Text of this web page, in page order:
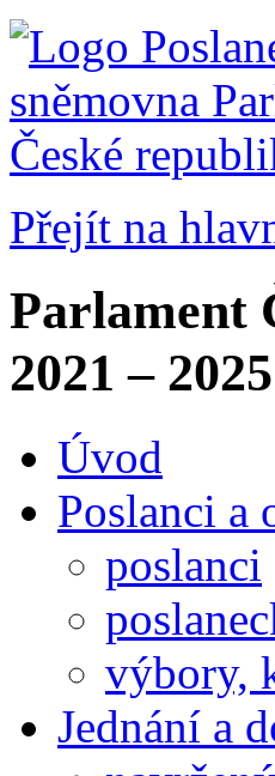
Přejít na
Parlament
2021 – 2025
Úvod
Poslanci a
poslanci
výbory,
Jednání a